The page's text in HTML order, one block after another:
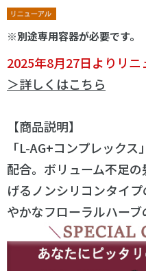
※別途専用容器が必要です。
2025年8月27日よりリニ
＞詳しくはこちら
【商品説明】
「L-AG+コンプレック
配合。ボリューム不足
げるノンシリコンタイ
やかなフローラルハーブ